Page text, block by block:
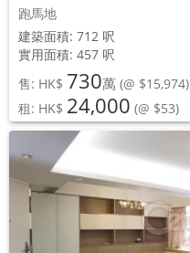
跑馬地
建築面積: 712 呎
實用面積: 457 呎
售: HK$ 730萬 (@ $15,974)
租: HK$ 24,000 (@ $53)